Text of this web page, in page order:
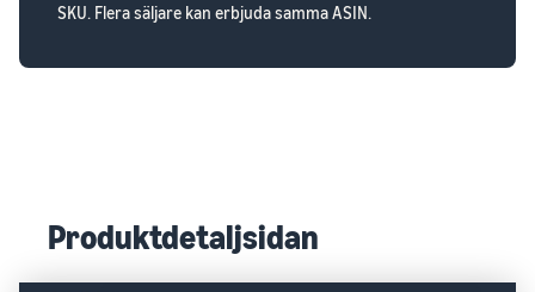
SKU. Flera säljare kan erbjuda samma ASIN.
Produktdetaljsidan